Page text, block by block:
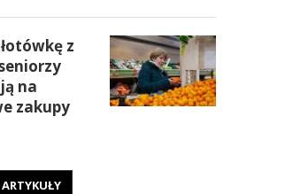
z
na
zakupy